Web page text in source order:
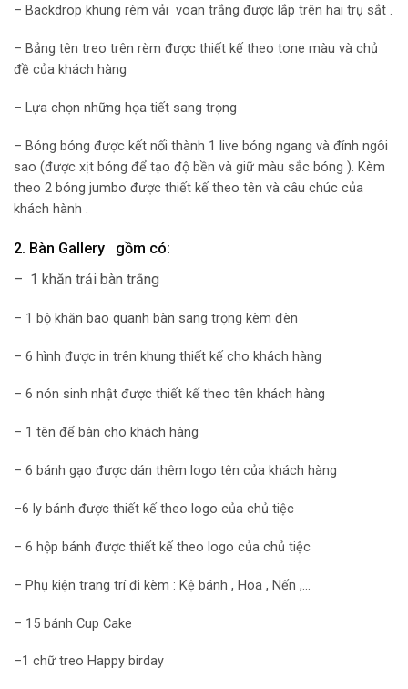
– Backdrop khung rèm vải voan trắng được lắp trên hai trụ sắt .
– Bảng tên treo trên rèm được thiết kế theo tone màu và chủ
đề của khách hàng
– Lựa chọn những họa tiết sang trọng
– Bóng bóng được kết nối thành 1 live bóng ngang và đính ngôi
sao (được xịt bóng để tạo độ bền và giữ màu sắc bóng ). Kèm
theo 2 bóng jumbo được thiết kế theo tên và câu chúc của
khách hành .
2. Bàn Gallery gồm có:
– 1 khăn trải bàn trắng
– 1 bộ khăn bao quanh bàn sang trọng kèm đèn
– 6 hình được in trên khung thiết kế cho khách hàng
– 6 nón sinh nhật được thiết kế theo tên khách hàng
– 1 tên để bàn cho khách hàng
– 6 bánh gạo được dán thêm logo tên của khách hàng
–6 ly bánh được thiết kế theo logo của chủ tiệc
– 6 hộp bánh được thiết kế theo logo của chủ tiệc
– Phụ kiện trang trí đi kèm : Kệ bánh , Hoa , Nến ,…
– 15 bánh Cup Cake
–1 chữ treo Happy birday